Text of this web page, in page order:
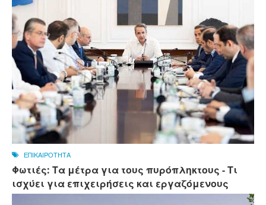
ΕΠΙΚΑΙΡΟΤΗΤΑ
Φωτιές: Τα μέτρα για τους πυρόπληκτους - Τι
ισχύει για επιχειρήσεις και εργαζόμενους